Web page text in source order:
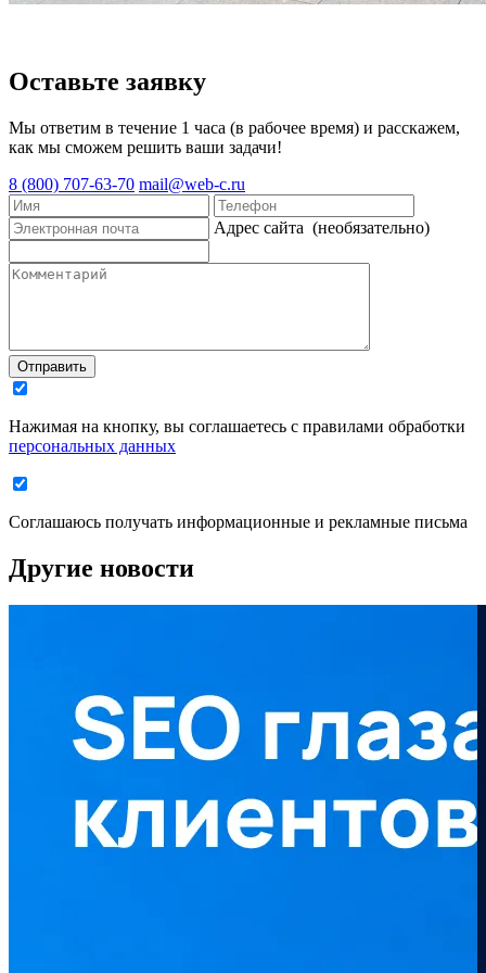
Оставьте заявку
Мы ответим в течение 1 часа (в рабочее время) и расскажем,
как мы сможем решить ваши задачи!
8 (800) 707-63-70 mail@web-c.ru
Адрес сайта (необязательно)
Отправить
Нажимая на кнопку, вы соглашаетесь с правилами обработки
персональных данных
Соглашаюсь получать информационные и рекламные письма
Другие новости